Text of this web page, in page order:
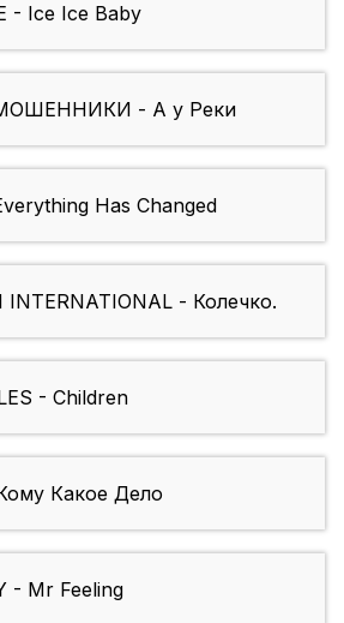
- Ice Ice Baby
- А у Реки
Has Changed
- Колечко.
- Children
Какое Дело
- Mr Feeling